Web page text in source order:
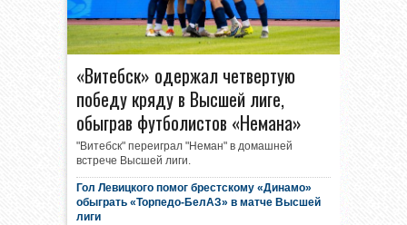
«Витебск» одержал четвертую
победу кряду в Высшей лиге,
обыграв футболистов «Немана»
"Витебск" переиграл "Неман" в домашней
встрече Высшей лиги.
Гол Левицкого помог брестскому «Динамо»
обыграть «Торпедо-БелАЗ» в матче Высшей
лиги